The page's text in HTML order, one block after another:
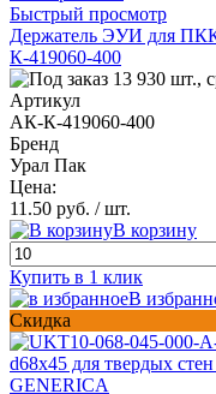
Быстрый просмотр
Держатель ЭУИ для
К-419060-400
13 930 шт.,
Артикул
АК-К-419060-400
Бренд
Урал Пак
Цена:
11.50 руб. / шт.
В корзину
Купить в 1 клик
В
Скидка